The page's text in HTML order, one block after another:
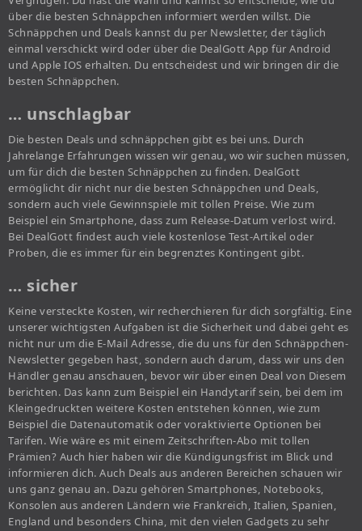
über die besten Schnäppchen informiert werden willst. Die
Schnäppchen und Deals kannst du per Newsletter, der täglich
einmal verschickt wird oder über die DealGott App für Android
und Apple IOS erhalten. Du entscheidest und wir bringen dir die
besten Schnäppchen.
… unschlagbar
Die besten Deals und schnäppchen gibt es bei uns. Durch
Jahrelange Erfahrungen wissen wir genau, wo wir suchen müssen,
um für dich die besten Schnäppchen zu finden. DealGott
ermöglicht dir nicht nur die besten Schnäppchen und Deals,
sondern auch viele Gewinnspiele mit tollen Preise. Wie zum
Beispiel ein Smartphone, dass zum Release-Datum verlost wird.
Bei DealGott findest auch viele kostenlose Test-Artikel oder
Proben, die es immer für ein begrenztes Kontingent gibt.
… sicher
Keine versteckte Kosten, wir recherchieren für dich sorgfältig. Eine
unserer wichtigsten Aufgaben ist die Sicherheit und dabei geht es
nicht nur um die E-Mail Adresse, die du uns für den Schnäppchen-
Newsletter gegeben hast, sondern auch darum, dass wir uns den
Händler genau anschauen, bevor wir über einen Deal von Diesem
berichten. Das kann zum Beispiel ein Handytarif sein, bei dem im
Kleingedruckten weitere Kosten entstehen können, wie zum
Beispiel die Datenautomatik oder voraktivierte Optionen bei
Tarifen. Wie wäre es mit einem Zeitschriften-Abo mit tollen
Prämien? Auch hier haben wir die Kündigungsfrist im Blick und
informieren dich. Auch Deals aus anderen Bereichen schauen wir
uns ganz genau an. Dazu gehören Smartphones, Notebooks,
Konsolen aus anderen Ländern wie Frankreich, Italien, Spanien,
England und besonders China, mit den vielen Gadgets zu sehr